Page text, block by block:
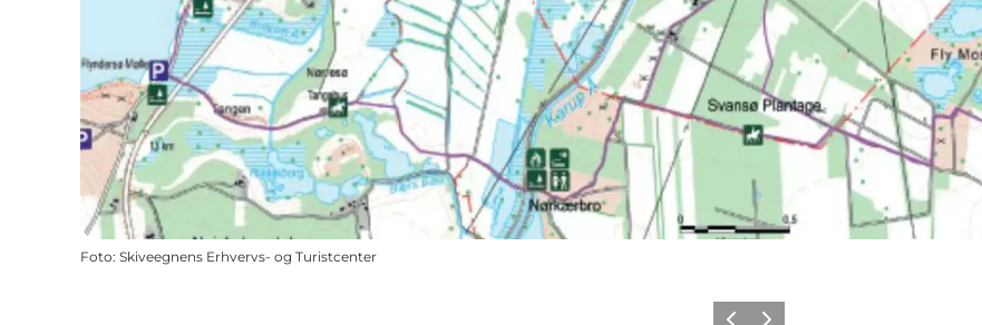
Foto: Skiveegnens Erhvervs- og Turistcenter